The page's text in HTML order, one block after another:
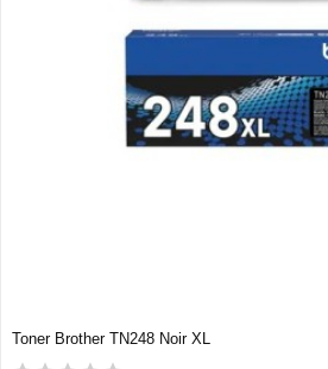
Toner Brother TN248 Noir XL